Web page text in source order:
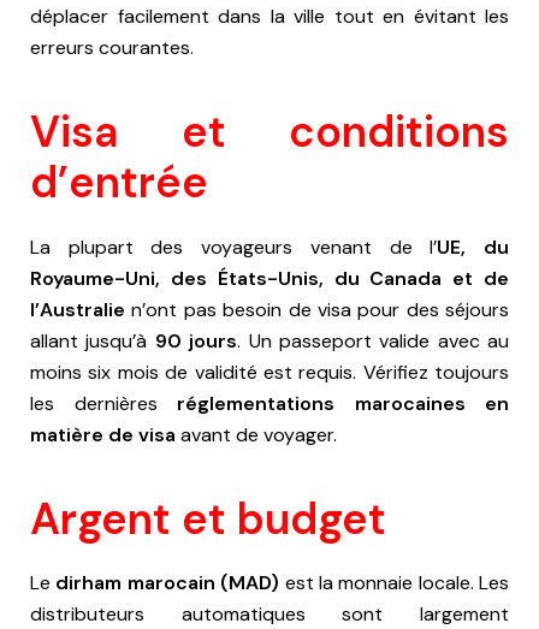
déplacer facilement dans la ville tout en évitant les
erreurs courantes.
Visa et conditions
d’entrée
La plupart des voyageurs venant de l’UE, du
Royaume-Uni, des États-Unis, du Canada et de
l’Australie n’ont pas besoin de visa pour des séjours
allant jusqu’à 90 jours. Un passeport valide avec au
moins six mois de validité est requis. Vérifiez toujours
les dernières réglementations marocaines en
matière de visa avant de voyager.
Argent et budget
Le dirham marocain (MAD) est la monnaie locale. Les
distributeurs automatiques sont largement